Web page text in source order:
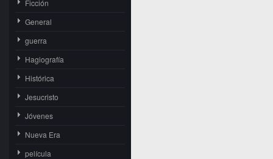
Ficción
General
guerra
Hagiografía
Histórica
Jesucristo
Jóvenes
Nueva Era
película